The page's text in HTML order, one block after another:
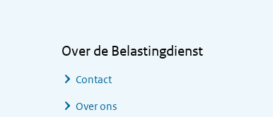
Over de Belastingdienst
Contact
Over ons